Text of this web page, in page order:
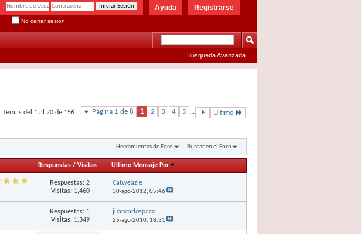
Registrarse
Ayuda
No cerrar sesión
Búsqueda Avanzada
Página 1 de 8 1 2 3 4 5 ... Ultimo
Temas del 1 al 20 de 156
Herramientas de Foro Buscar en el Foro
Respuestas/ Visitas Ultimo Mensaje Por
Respuestas: 2
Visitas: 1,460
Catweazle
30-ago-2012, 05:46
Respuestas: 1
Visitas: 1,349
juancarlospaco
25-ago-2010, 18:31